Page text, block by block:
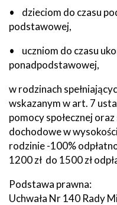
• dzieciom do czasu
podstawowej,
• uczniom do czasu
ponadpodstawowej,
w rodzinach
wskazanym w art. 7
pomocy społecznej
dochodowe w
rodzinie -100%
1200 zł do 1500 zł
Podstawa prawna:
Uchwała Nr 140 Rady